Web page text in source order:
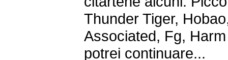
Thunder Tiger,
Associated, Fg,
potrei continuare...